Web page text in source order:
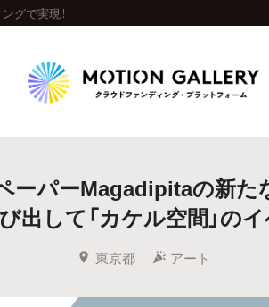
グで実現！
ェクト 新着プロジェクト 終了
Feature
キュレーターから探す 特
ーパーMagadipitaの新た
出して「カケル空間」の
東京都 アート